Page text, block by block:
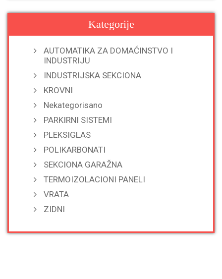
Kategorije
AUTOMATIKA ZA DOMAĆINSTVO I
INDUSTRIJU
INDUSTRIJSKA SEKCIONA
KROVNI
Nekategorisano
PARKIRNI SISTEMI
PLEKSIGLAS
POLIKARBONATI
SEKCIONA GARAŽNA
TERMOIZOLACIONI PANELI
VRATA
ZIDNI